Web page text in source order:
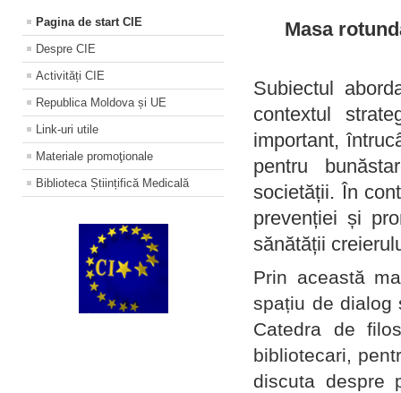
Pagina de start CIE
Despre CIE
Activități CIE
Republica Moldova și UE
Link-uri utile
Materiale promoţionale
Biblioteca Științifică Medicală
Masa
Subiectul
contextul
important,
pentru
societății. În
prevenției și
sănătății
Prin această
spațiu de dialog
Catedra de
bibliotecari,
discuta despre